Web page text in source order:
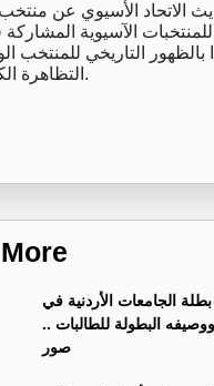
الاتحاد الأسيوي عن منتخب
الآسيوية المشاركة
بالظهور التاريخي للمنتخب
التظاهرة الكروية العالمية.
بطلة الجامعات الأردنية في
ووصيفه البطولة للطالبات ..
صور